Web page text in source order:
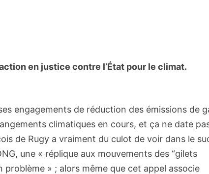
en justice contre l’État pour le climat.
engagements de réduction des émissions de
climatiques en cours, et ça ne date
de Rugy a vraiment du culot de voir dans le
une « réplique aux mouvements des “gilets
problème » ; alors même que cet appel associe